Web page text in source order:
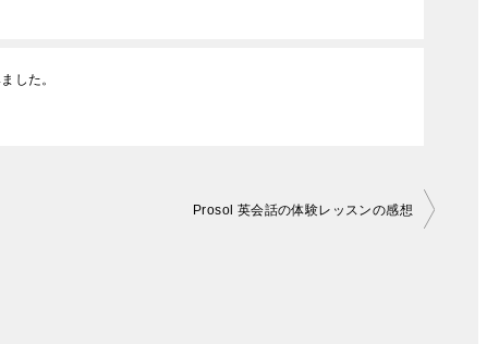
した。
Prosol 英会話の体験レッスンの感想